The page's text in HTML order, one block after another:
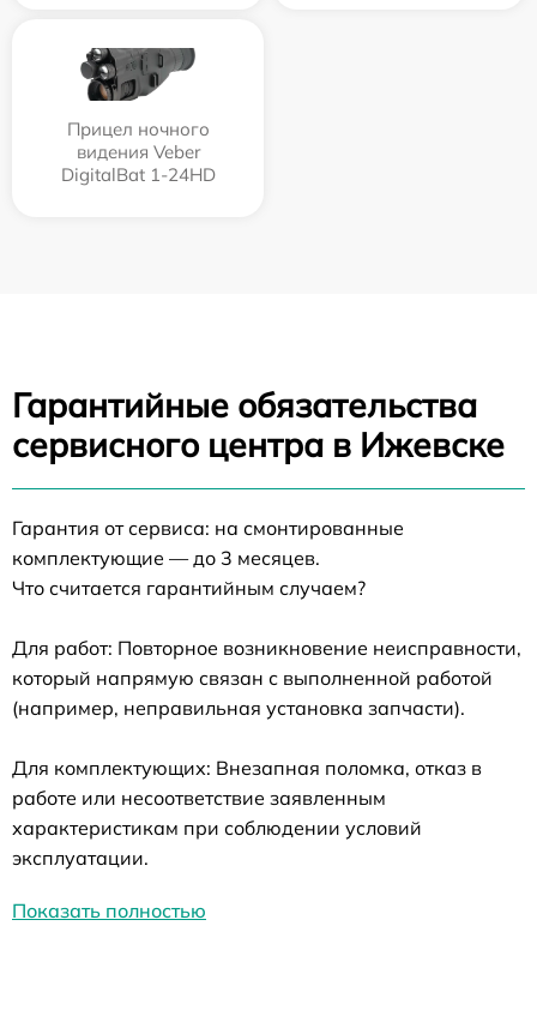
Прицел ночного
видения Veber
DigitalBat 1-24HD
Гарантийные обязательства
сервисного центра в Ижевске
Гарантия от сервиса: на смонтированные
комплектующие — до 3 месяцев.
Что считается гарантийным случаем?
Для работ: Повторное возникновение неисправности,
который напрямую связан с выполненной работой
(например, неправильная установка запчасти).
Для комплектующих: Внезапная поломка, отказ в
работе или несоответствие заявленным
характеристикам при соблюдении условий
эксплуатации.
Показать полностью